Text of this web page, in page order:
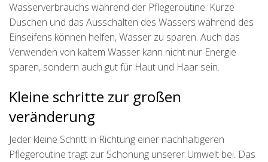
Wasserverbrauchs während der Pflegeroutine. Kurze
Duschen und das Ausschalten des Wassers während des
Einseifens können helfen, Wasser zu sparen. Auch das
Verwenden von kaltem Wasser kann nicht nur Energie
sparen, sondern auch gut für Haut und Haar sein.
Kleine schritte zur großen
veränderung
Jeder kleine Schritt in Richtung einer nachhaltigeren
Pflegeroutine trägt zur Schonung unserer Umwelt bei. Das